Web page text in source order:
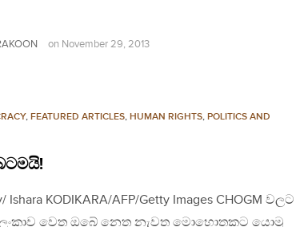
on November 29, 2013
, FEATURED ARTICLES, HUMAN RIGHTS, POLITICS AND
Ishara KODIKARA/AFP/Getty Images CHOGM වලට
වෙත ඔබේ නෙත නැවත මොහොතකට යොමු